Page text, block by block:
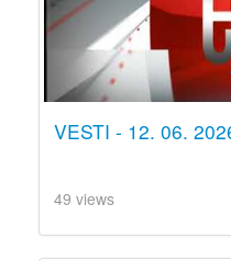
VESTI - 12. 06.
49 views